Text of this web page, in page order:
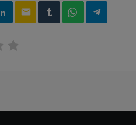
email